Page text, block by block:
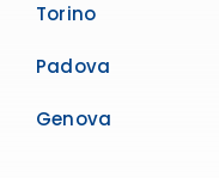
Torino
Padova
Genova